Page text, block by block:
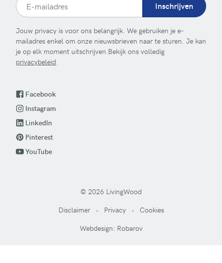
Inschrijven
Jouw privacy is voor ons belangrijk. We gebruiken je e-
mailadres enkel om onze nieuwsbrieven naar te sturen. Je kan
je op elk moment uitschrijven.Bekijk ons volledig
privacybeleid.
Facebook
Instagram
LinkedIn
Pinterest
YouTube
© 2026 LivingWood
Disclaimer
Privacy
Cookies
Webdesign: Robarov